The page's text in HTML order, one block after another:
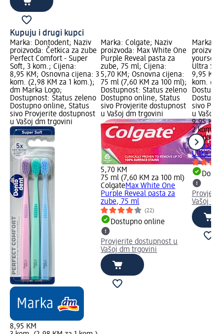
Kupuju i drugi kupci
Marka: Dontodent; Naziv
proizvoda: Četkica za zube
Perfect Comfort - Super
Soft, 3 kom.; Cijena:
8,95 KM; Osnovna cijena: 3
kom. (2,98 KM za 1 kom.);
dm Marka Logo;
Dostupnost: Status zeleno
Dostupno online, Status
sivo Provjerite dostupnost
u Vašoj dm trgovini
8,95 KM
Marka: Colgate; Naziv
proizvoda: Max White One
Purple Reveal pasta za
zube, 75 ml; Cijena:
5,70 KM; Osnovna cijena:
75 ml (7,60 KM za 100 ml);
Dostupnost: Status zeleno
Dostupno online, Status
sivo Provjerite dostupnost
u Vašoj dm trgovini
5,70 KM
75 ml (7,60 KM za 100 ml)
ColgateMax White One
Purple Reveal pasta za
zube, 75 ml
(22)
Dostupno online
Provjerite dostupnost u
Vašoj dm trgovini
Marka:
yourself
Ultra
9,95
kom.
sivo
u Vašoj
9,95 KM
2 kom.
Colgate
yourself
Ultra
Vašoj